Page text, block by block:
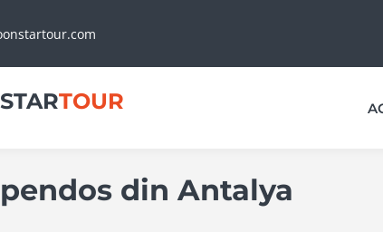
TOUR
din Antalya